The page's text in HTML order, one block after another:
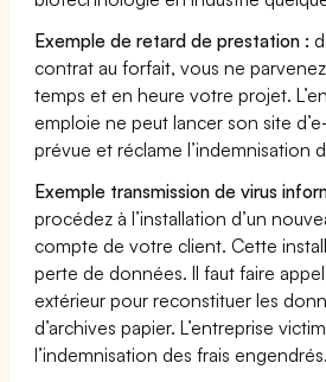
Exemple de retard de prestation :
contrat au forfait, vous ne
temps et en heure votre projet.
emploie ne peut lancer son site
prévue et réclame l’indemnisation
Exemple transmission de virus
procédez à l’installation d’un
compte de votre client. Cette
perte de données. Il faut faire
extérieur pour reconstituer les
d’archives papier. L’entreprise
l’indemnisation des frais engendrés.